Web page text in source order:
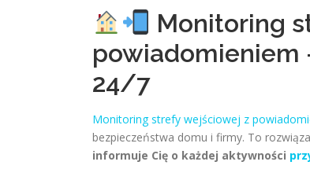
Monitoring
powiadomieniem
24/7
Monitoring strefy wejściowej z
bezpieczeństwa domu i firmy. To
informuje Cię o każdej aktywności